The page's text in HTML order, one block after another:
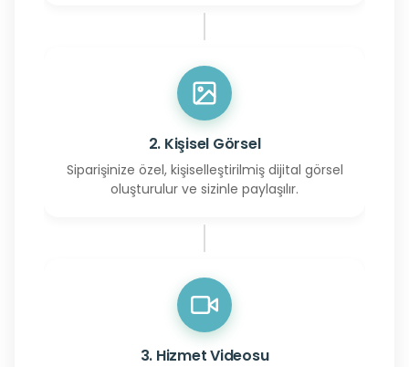
2. Kişisel Görsel
Siparişinize özel, kişiselleştirilmiş dijital görsel
oluşturulur ve sizinle paylaşılır.
3. Hizmet Videosu